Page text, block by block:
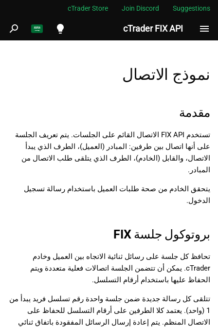
cTrader Store Join Discord Suggestions
cTrader FIX API
Melayu
ไทย
한국어
Français
Polski
Русский
ب
ب
ح
ث
رسائل النظام (الإدارة)
رسائل التطبيق
هيكل رسالة FIX
العلامة
القيمة
نموذج الاتصال
مقدمة
تستخدم FIX API الاتصال القائم على الجلسات. يتم تعريف الجلسة
على أنها اتصال بين طرفين: المبادر (العميل)، الطرف الذي يبدأ
الاتصال، والقابل (الخادم)، الطرف الذي يتلقى طلب الاتصال من
المبادر.
يتحقق الخادم من صحة طلبات العميل باستخدام رسالة تسجيل
الدخول.
بروتوكول جلسة FIX
تحافظ كل جلسة على رسائل ثنائية الاتجاه بين العميل وخادم
cTrader. يمكن أن تتضمن الجلسة اتصالات فعلية متعددة ويتم
الحفاظ عليها باستخدام أرقام التسلسل.
تتلقى كل رسالة جديدة ضمن جلسة واحدة رقم تسلسل فريد يبدأ من
1 (واحد). يعتمد كلا الطرفين على أرقام التسلسل للحفاظ على
الاتصال المنظم. يتم إعادة إرسال الرسائل المفقودة باتفاق ثنائي